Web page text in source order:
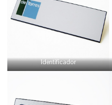
Identificador